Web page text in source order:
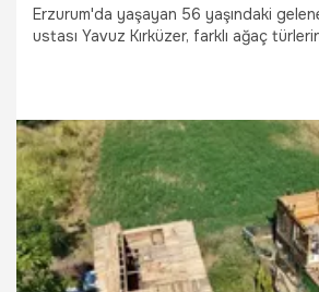
Erzurum'da yaşayan 56 yaşındaki
ustası Yavuz Kırküzer, farklı ağaç
geleneksel sanatı yaşatıyor hem de bu
gelecek kuşaklara aktarmak için
29.07.2026 Gündem